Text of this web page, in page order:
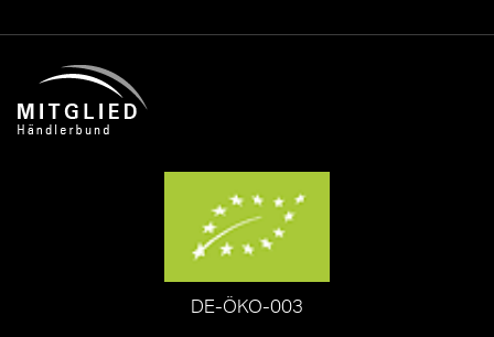
DE-ÖKO-003